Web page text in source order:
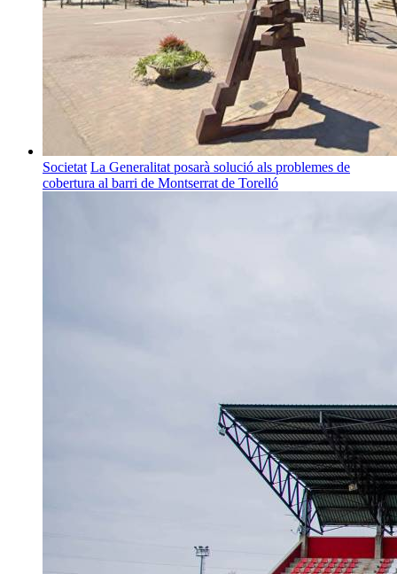
Societat La Generalitat posarà solució als problemes de
cobertura al barri de Montserrat de Torelló